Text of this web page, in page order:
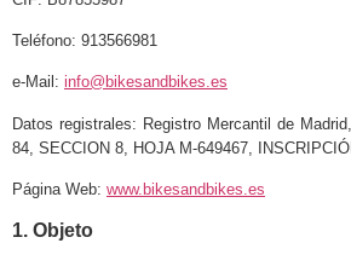
Teléfono: 913566981
e-Mail: info@bikesandbikes.es
Datos registrales: Registro Mercantil de
84, SECCION 8, HOJA M-649467,
Página Web: www.bikesandbikes.es
1. Objeto